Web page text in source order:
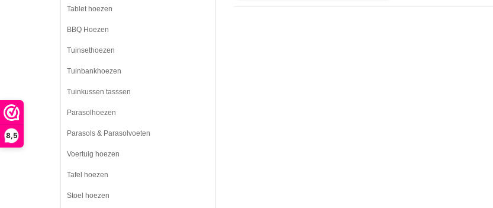
8,5
Tablet hoezen
BBQ Hoezen
Tuinsethoezen
Tuinbankhoezen
Tuinkussen tasssen
Parasolhoezen
Parasols & Parasolvoeten
Voertuig hoezen
Tafel hoezen
Stoel hoezen